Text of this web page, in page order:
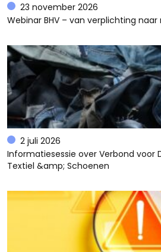
23 november 2026
Webinar BHV – van verplichting
2 juli 2026
Informatiesessie over Verbond voor
Textiel &amp; Schoenen